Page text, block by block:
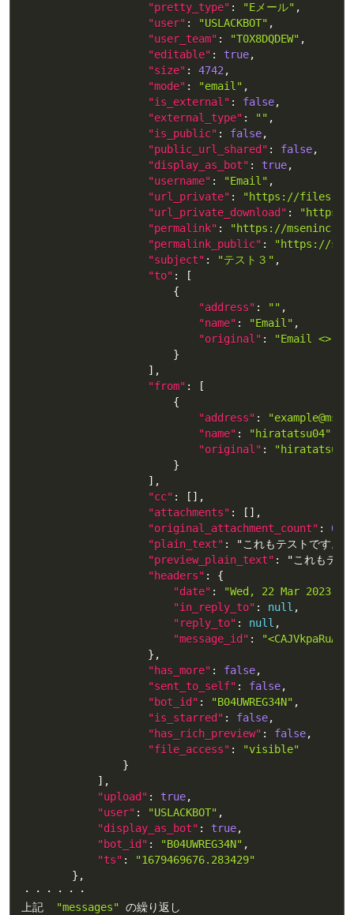
"pretty_type" : "Eメール" ,
"user" : "USLACKBOT" ,
"user_team" : "T0X8DQDEW" ,
"editable" : true,
"size" : 4742,
"mode" : "email" ,
"is_external" : false,
"external_type" : "" ,
"is_public" : false,
"public_url_shared" : false,
"display_as_bot" : true,
"username" : "Email" ,
"url_private" :
"https://
"url_private_download" :
"https://
"permalink" :
"https://
"permalink_public" :
"https://
"subject" : "テスト３" ,
"to" :
[
{
"address" : "" ,
"name" : "Email" ,
"original" :
"Email <>"
}
] ,
"from" :
[
{
"address" :
"name" : "hiratatsu04"
"original" :
}
] ,
"cc" : [ ] ,
"attachments" : [ ] ,
"original_attachment_count" : 0
"plain_text" : "これもテストです。
"preview_plain_text" :
"これもテス
"headers" :
{
"date" :
"Wed, 22 Mar 2023
"in_reply_to" : null ,
"reply_to" : null ,
"message_id" :
} ,
"has_more" : false,
"sent_to_self" : false,
"bot_id" : "B04UWREG34N" ,
"is_starred" : false,
"has_rich_preview" : false,
"file_access" :
"visible"
}
] ,
"upload" : true,
"user" : "USLACKBOT" ,
"display_as_bot" : true,
"bot_id" : "B04UWREG34N" ,
"ts" :
"1679469676.283429"
} ,
・・・・・・
上記
"messages" の繰り返し